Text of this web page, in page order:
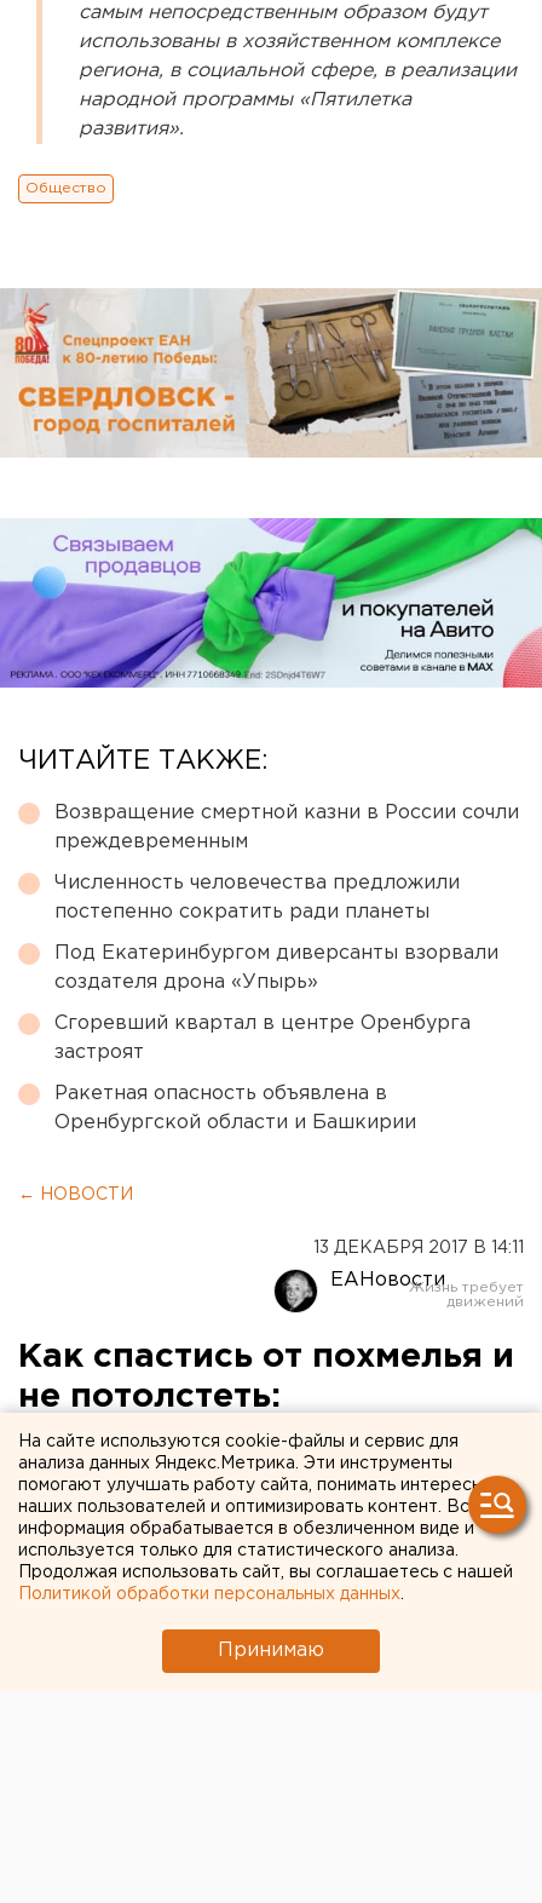
самым непосредственным образом будут
использованы в хозяйственном комплексе
региона, в социальной сфере, в реализации
народной программы «Пятилетка
развития».
Общество
ЧИТАЙТЕ ТАКЖЕ:
Возвращение смертной казни в России сочли
преждевременным
Численность человечества предложили
постепенно сократить ради планеты
Под Екатеринбургом диверсанты взорвали
создателя дрона «Упырь»
Сгоревший квартал в центре Оренбурга
застроят
Ракетная опасность объявлена в
Оренбургской области и Башкирии
← НОВОСТИ
13 ДЕКАБРЯ 2017 В 14:11
ЕАНовости
Как спастись от похмелья и
не потолстеть:
предновогодние советы
диетолога
На сайте используются cookie-файлы и сервис для
анализа данных Яндекс.Метрика. Эти инструменты
помогают улучшать работу сайта, понимать интересы
наших пользователей и оптимизировать контент. Вся
информация обрабатывается в обезличенном виде и
используется только для статистического анализа.
Продолжая использовать сайт, вы соглашаетесь с нашей
Политикой обработки персональных данных
Принимаю